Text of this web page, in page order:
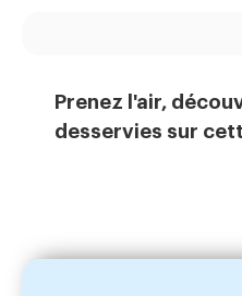
Prenez l'air,
desservies sur